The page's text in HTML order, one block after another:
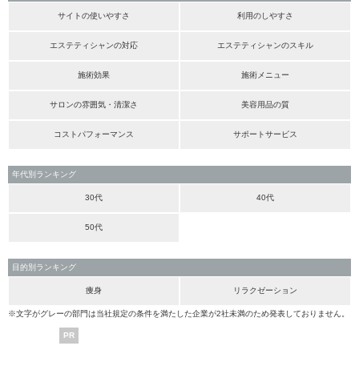
サイトの使いやすさ 利用のしやすさ
エステティシャンの対応 エステティシャンのスキル
施術効果 施術メニュー
サロンの雰囲気・清潔さ 美容用品の質
コストパフォーマンス サポートサービス
年代別ランキング
30代 40代
50代
目的別ランキング
痩身 リラクゼーション
※文字がグレーの部門は当社規定の条件を満たした企業が2社未満のため発表しておりません。
PR